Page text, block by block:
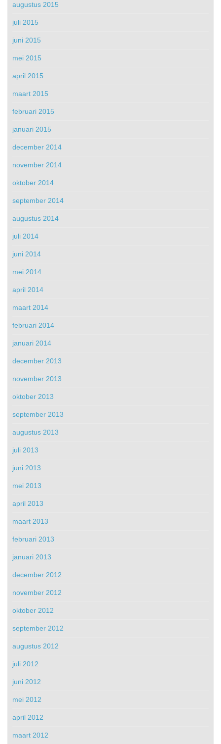
augustus 2015
juli 2015
juni 2015
mei 2015
april 2015
maart 2015
februari 2015
januari 2015
december 2014
november 2014
oktober 2014
september 2014
augustus 2014
juli 2014
juni 2014
mei 2014
april 2014
maart 2014
februari 2014
januari 2014
december 2013
november 2013
oktober 2013
september 2013
augustus 2013
juli 2013
juni 2013
mei 2013
april 2013
maart 2013
februari 2013
januari 2013
december 2012
november 2012
oktober 2012
september 2012
augustus 2012
juli 2012
juni 2012
mei 2012
april 2012
maart 2012